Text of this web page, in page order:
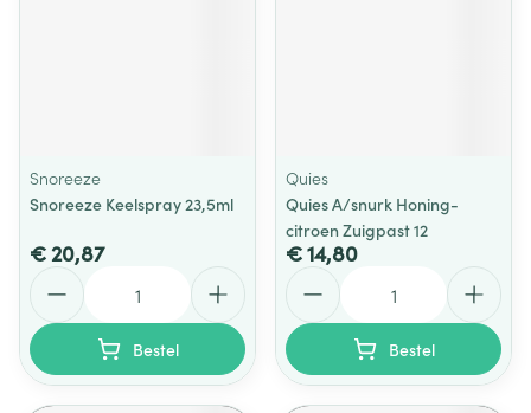
Snoreeze
Snoreeze Keelspray 23,5ml
€ 20,87
Bestel
Quies
Quies A/snurk Honing-
citroen Zuigpast 12
€ 14,80
Bestel